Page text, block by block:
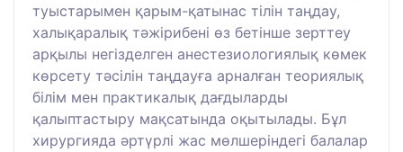
туыстарымен қарым-қатынас тілін таңдау,
халықаралық тәжірибені өз бетінше зерттеу
арқылы негізделген анестезиологиялық көмек
көрсету тәсілін таңдауға арналған теориялық
білім мен практикалық дағдыларды
қалыптастыру мақсатында оқытылады. Бұл
хирургияда әртүрлі жас мөлшеріндегі балалар